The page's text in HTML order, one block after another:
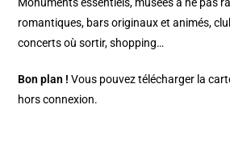
romantiques, bars originaux et animés,
concerts où sortir, shopping…
Bon plan !Vous pouvez télécharger la
hors connexion.